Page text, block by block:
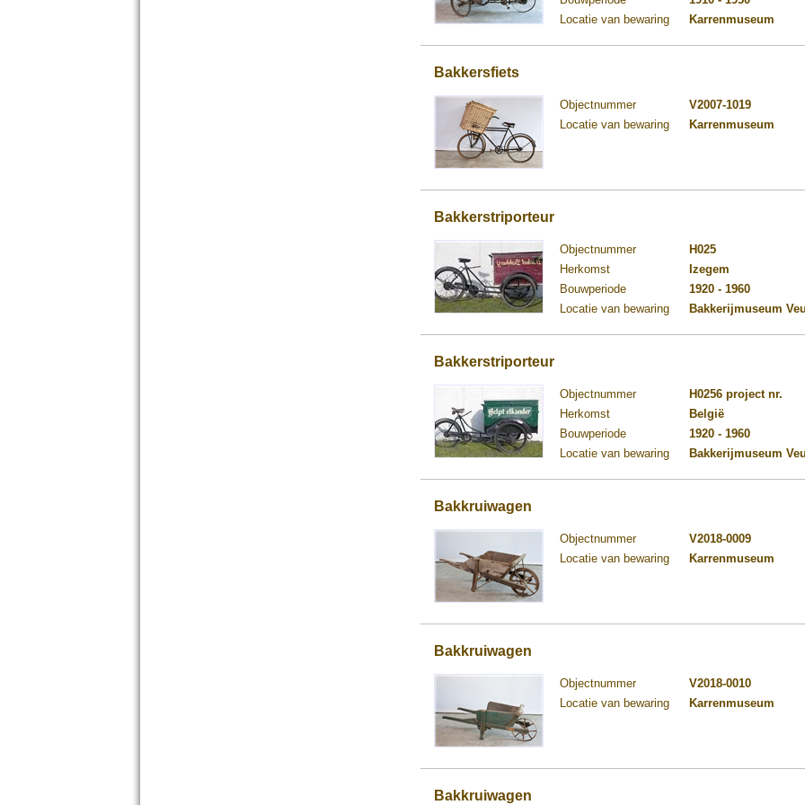
Locatie van bewaring
Karrenmuseum
Bakkersfiets
Objectnummer
V2007-1019
Locatie van bewaring
Karrenmuseum
Bakkerstriporteur
Objectnummer
H025
Herkomst
Izegem
Bouwperiode
1920 - 1960
Locatie van bewaring
Bakkerijmuseum
Bakkerstriporteur
Objectnummer
H0256 project nr.
Herkomst
België
Bouwperiode
1920 - 1960
Locatie van bewaring
Bakkerijmuseum
Bakkruiwagen
Objectnummer
V2018-0009
Locatie van bewaring
Karrenmuseum
Bakkruiwagen
Objectnummer
V2018-0010
Locatie van bewaring
Karrenmuseum
Bakkruiwagen